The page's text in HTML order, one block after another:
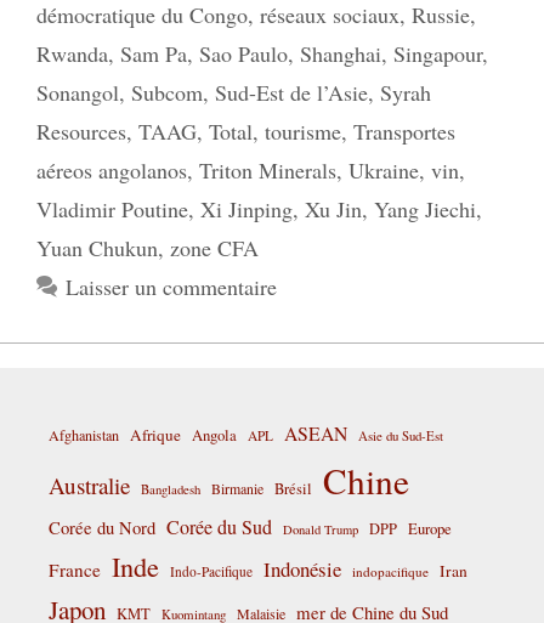
démocratique du Congo, réseaux sociaux, Russie,
Rwanda, Sam Pa, Sao Paulo, Shanghai, Singapour,
Sonangol, Subcom, Sud-Est de l’Asie, Syrah
Resources, TAAG, Total, tourisme, Transportes
aéreos angolanos, Triton Minerals, Ukraine, vin,
Vladimir Poutine, Xi Jinping, Xu Jin, Yang Jiechi,
Yuan Chukun, zone CFA
Laisser un commentaire
Afghanistan Afrique Angola APL ASEAN Asie du Sud-Est
Australie Bangladesh Birmanie Brésil Chine
Corée du Nord Corée du Sud Donald Trump DPP Europe
France Inde Indo-Pacifique Indonésie indopacifique Iran
Japon KMT Kuomintang Malaisie mer de Chine du Sud